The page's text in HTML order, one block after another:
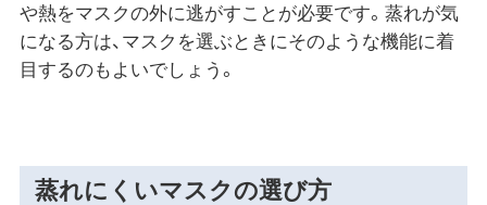
や熱をマスクの外に逃がすことが必要です。蒸れが気
になる方は、マスクを選ぶときにそのような機能に着
目するのもよいでしょう。
蒸れにくいマスクの選び方